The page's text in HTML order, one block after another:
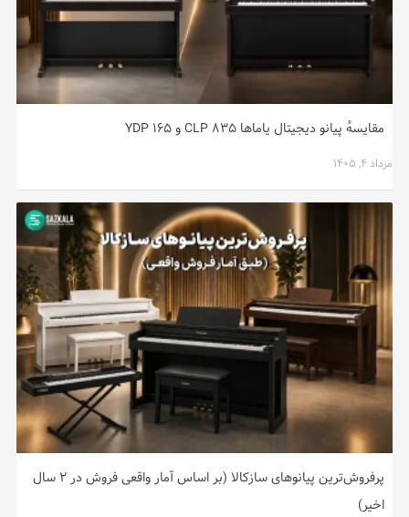
مقایسهٔ پیانو دیجیتال یاماها CLP ۸۳۵ و YDP ۱۶۵
مرداد ۴, ۱۴۰۵
پرفروش‌ترین پیانوهای سازکالا (بر اساس آمار واقعی فروش در ۲ سال
اخیر)